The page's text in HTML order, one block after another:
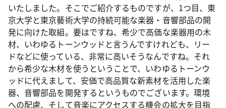
いたしました。そこでご紹介するものですが、1つ目、東
京大学と東京藝術大学の持続可能な楽器・音響部品の開
発に向けた取組。要はですね、希少で高価な楽器用の木
材、いわゆるトーンウッドと言うんですけれども、リー
ドなどに使っている、非常に高いそうなんですね。それ
から希少な木材を使うということで、いわゆるトーンウ
ッドに代えまして、安価で高品質な新素材を活用した楽
器、音響部品を開発するというものでございます。環境
への配慮、そして音楽にアクセスする機会の拡大を目指